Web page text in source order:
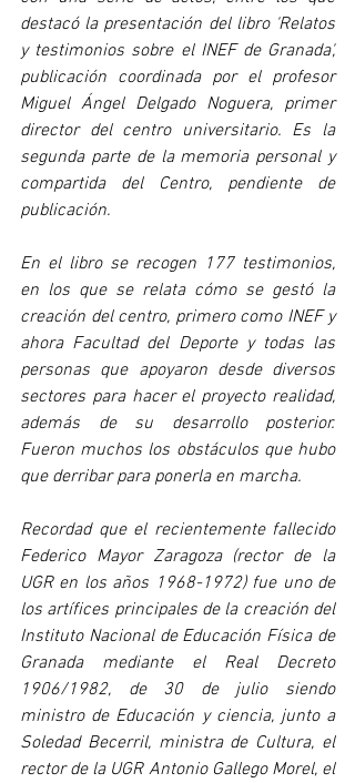
destacó la presentación del libro 'Relatos
y testimonios sobre el INEF de Granada',
publicación coordinada por el profesor
Miguel Ángel Delgado Noguera, primer
director del centro universitario. Es la
segunda parte de la memoria personal y
compartida del Centro, pendiente de
publicación.
En el libro se recogen 177 testimonios,
en los que se relata cómo se gestó la
creación del centro, primero como INEF y
ahora Facultad del Deporte y todas las
personas que apoyaron desde diversos
sectores para hacer el proyecto realidad,
además de su desarrollo posterior.
Fueron muchos los obstáculos que hubo
que derribar para ponerla en marcha.
Recordad que el recientemente fallecido
Federico Mayor Zaragoza (rector de la
UGR en los años 1968-1972) fue uno de
los artífices principales de la creación del
Instituto Nacional de Educación Física de
Granada mediante el Real Decreto
1906/1982, de 30 de julio siendo
ministro de Educación y ciencia, junto a
Soledad Becerril, ministra de Cultura, el
rector de la UGR Antonio Gallego Morel, el